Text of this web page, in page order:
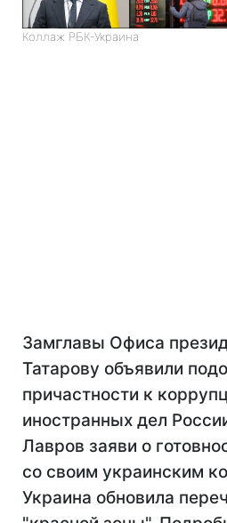
Коллаж РБК-Украина
Замглавы Офиса
Татарову объявили
причастности к
иностранных дел
Лавров заяви о
со своим украинским
Украина обновила